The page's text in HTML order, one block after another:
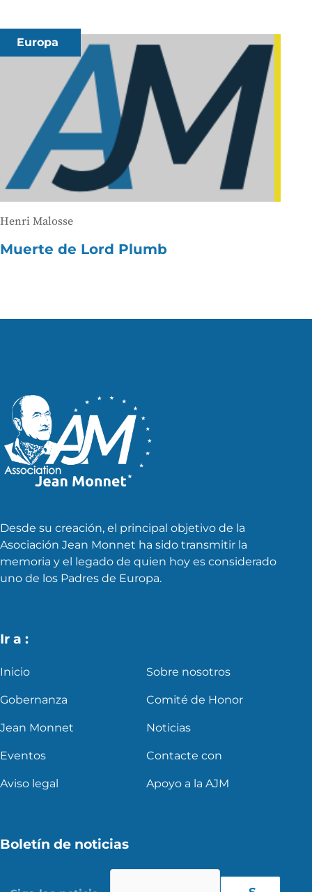
Europa
Henri Malosse
Muerte de Lord Plumb
Desde su creación, el principal objetivo de la
Asociación Jean Monnet ha sido transmitir la
memoria y el legado de quien hoy es considerado
uno de los Padres de Europa.
Ir a :
Inicio Sobre nosotros
Gobernanza Comité de Honor
Jean Monnet Noticias
Eventos Contacte con
Aviso legal Apoyo a la AJM
Boletín de noticias